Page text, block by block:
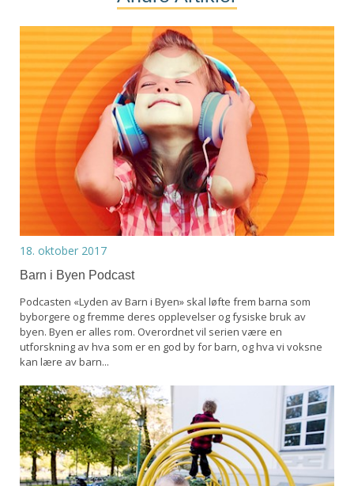
18. oktober 2017
Barn i Byen Podcast
Podcasten «Lyden av Barn i Byen» skal løfte frem barna som
byborgere og fremme deres opplevelser og fysiske bruk av
byen. Byen er alles rom. Overordnet vil serien være en
utforskning av hva som er en god by for barn, og hva vi voksne
kan lære av barn...